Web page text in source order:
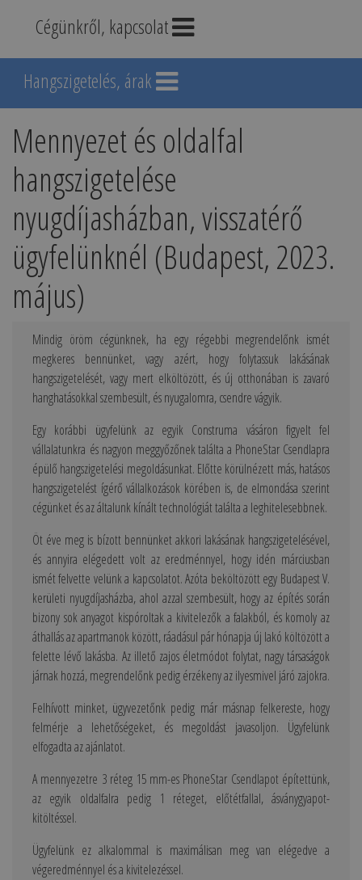
Cégünkről, kapcsolat
Hangszigetelés, árak
Mennyezet és oldalfal
hangszigetelése
nyugdíjasházban, visszatérő
ügyfelünknél (Budapest, 2023.
május)
Mindig öröm cégünknek, ha egy régebbi megrendelőnk ismét
megkeres bennünket, vagy azért, hogy folytassuk lakásának
hangszigetelését, vagy mert elköltözött, és új otthonában is zavaró
hanghatásokkal szembesült, és nyugalomra, csendre vágyik.
Egy korábbi ügyfelünk az egyik Construma vásáron figyelt fel
vállalatunkra és nagyon meggyőzőnek találta a PhoneStar Csendlapra
épülő hangszigetelési megoldásunkat. Előtte körülnézett más, hatásos
hangszigetelést ígérő vállalkozások körében is, de elmondása szerint
cégünket és az általunk kínált technológiát találta a leghitelesebbnek.
Öt éve meg is bízott bennünket akkori lakásának hangszigetelésével,
és annyira elégedett volt az eredménnyel, hogy idén márciusban
ismét felvette velünk a kapcsolatot. Azóta beköltözött egy Budapest V.
kerületi nyugdíjasházba, ahol azzal szembesült, hogy az építés során
bizony sok anyagot kispóroltak a kivitelezők a falakból, és komoly az
áthallás az apartmanok között, ráadásul pár hónapja új lakó költözött a
felette lévő lakásba. Az illető zajos életmódot folytat, nagy társaságok
járnak hozzá, megrendelőnk pedig érzékeny az ilyesmivel járó zajokra.
Felhívott minket, ügyvezetőnk pedig már másnap felkereste, hogy
felmérje a lehetőségeket, és megoldást javasoljon. Ügyfelünk
elfogadta az ajánlatot.
A mennyezetre 3 réteg 15 mm-es PhoneStar Csendlapot építettünk,
az egyik oldalfalra pedig 1 réteget, előtétfallal, ásványgyapot-
kitöltéssel.
Ügyfelünk ez alkalommal is maximálisan meg van elégedve a
végeredménnyel és a kivitelezéssel.